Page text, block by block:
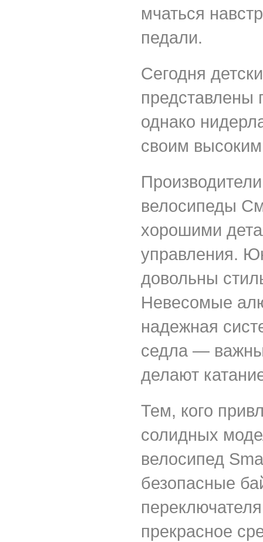
мчаться
педали.
Сегодня
представлены
однако
своим
велосипеды
хорошими
управления.
довольны
Невесомые
надежная
седла —
делают
Тем, кого
солидных
велосипед
безопасные
прекрасное